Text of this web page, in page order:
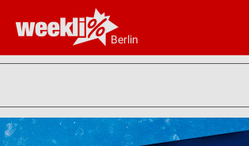
Berlin